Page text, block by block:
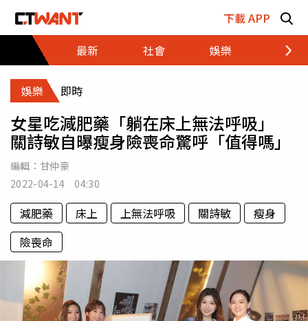
下載 APP
最新
社會 娛樂 財經
娛樂 即時
女星吃減肥藥「躺在床上無法呼吸」
關詩敏自曝瘦身險喪命驚呼「值得嗎」
編輯： 甘仲豪
2022-04-14 04:30
減肥藥 床上 上無法呼吸 關詩敏
瘦身
險喪命